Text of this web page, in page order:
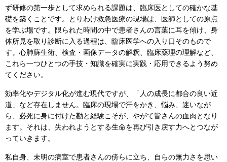
ず研修の第一歩として求められる課題は、臨床医としての確かな基
礎を築くことです。とりわけ救急医療の現場は、医師としての原点
を学ぶ場です。限られた時間の中で患者さんの言葉に耳を傾け、身
体所見を取り診断に入る過程は、臨床医学への入り口そのもので
す。心肺蘇生術、検査・画像データの解釈、臨床薬理の理解など、
これら一つひとつの手技・知識を確実に実践・応用できるよう努め
てください。
効率化やデジタル化が進む現代ですが、「人の成長に都合の良い近
道」など存在しません。臨床の現場で汗をかき、悩み、迷いなが
ら、必死に身に付けた勘と経験こそが、やがて皆さんの血肉となり
ます。それは、失われようとする生命を再び引き戻す力へとつなが
っていきます。
私自身、未明の病室で患者さんの傍らに立ち、自らの無力さを思い